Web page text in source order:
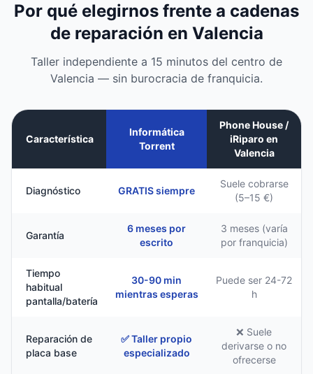
Por qué elegirnos frente a cadenas
de reparación en Valencia
Taller independiente a 15 minutos del centro de
Valencia — sin burocracia de franquicia.
Característica
Informática
Torrent
Phone House /
iRiparo en
Valencia
Diagnóstico GRATIS siempre
Suele cobrarse
(5–15 €)
Garantía
6 meses por
escrito
3 meses (varía
por franquicia)
Tiempo
habitual
pantalla/batería
30-90 min
mientras esperas
Puede ser 24-72
h
Reparación de
placa base
✅ Taller propio
especializado
❌ Suele
derivarse o no
ofrecerse